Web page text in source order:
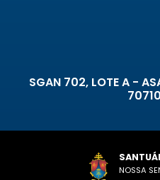
SGAN 702, LOTE A -
NOSSA